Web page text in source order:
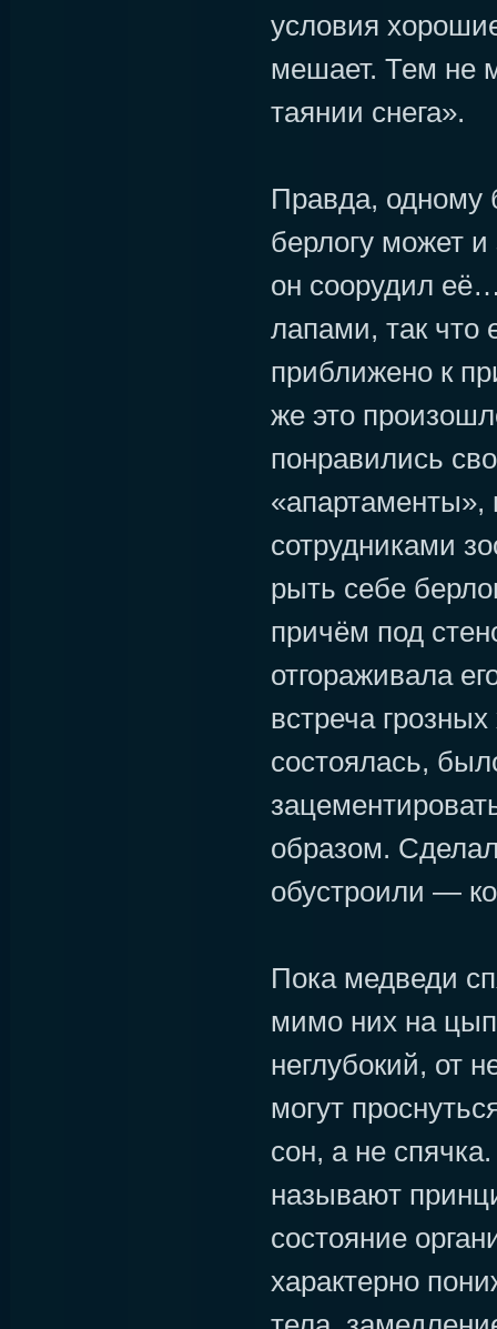
условия
мешает. Тем не
таянии снега».
Правда, одному
берлогу может
он соорудил
лапами, так что
приближено к
же это
понравились
«апартаменты»,
сотрудниками
рыть себе
причём под
отгораживала
встреча
состоялась,
образом.
обустроили —
Пока медведи
мимо них на
неглубокий, от
могут
сон, а не
называют
состояние
характерно